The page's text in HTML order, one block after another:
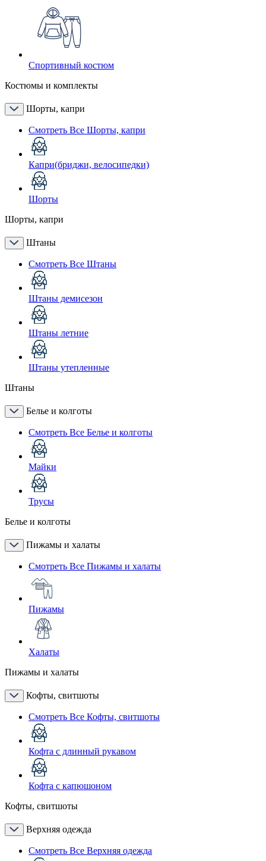
Спортивный костюм
Костюмы и комплекты
Шорты, капри
Смотреть Все Шорты, капри
Капри(бриджи, велосипедки)
Шорты
Шорты, капри
Штаны
Смотреть Все Штаны
Штаны демисезон
Штаны летние
Штаны утепленные
Штаны
Белье и колготы
Смотреть Все Белье и колготы
Майки
Трусы
Белье и колготы
Пижамы и халаты
Смотреть Все Пижамы и халаты
Пижамы
Халаты
Пижамы и халаты
Кофты, свитшоты
Смотреть Все Кофты, свитшоты
Кофта с длинный рукавом
Кофта с капюшоном
Кофты, свитшоты
Верхняя одежда
Смотреть Все Верхняя одежда